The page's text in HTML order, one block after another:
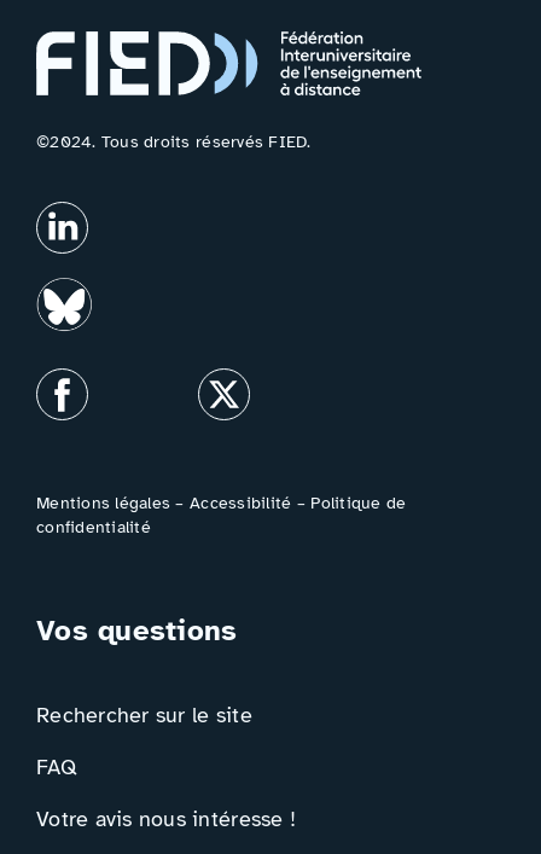
©2024. Tous droits réservés FIED.
Mentions légales –Accessibilité – Politique de
confidentialité
Vos questions
Rechercher sur le site
FAQ
Votre avis nous intéresse !